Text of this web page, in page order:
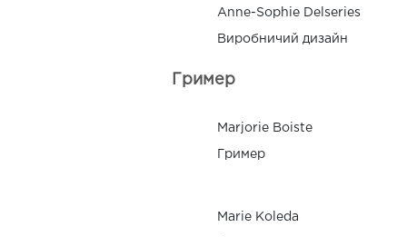
Anne-Sophie Delseries
Виробничий дизайн
Гример
Marjorie Boiste
Гример
Marie Koleda